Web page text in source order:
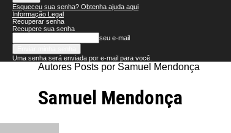
Esqueceu sua senha? Obtenha ajuda aqui
Informação Legal
Recuperar senha
Recupere sua senha
seu e-mail
Uma senha será enviada por e-mail para você.
Autores Posts por Samuel Mendonça
Samuel Mendonça